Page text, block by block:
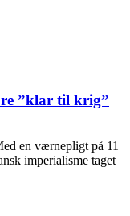
”klar til krig”
en værnepligt på 11
imperialisme taget